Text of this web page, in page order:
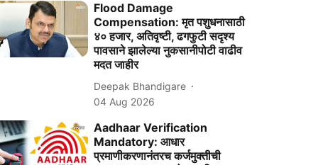
Flood Damage
Compensation: मृत पशुधनासाठी
४० हजार, अतिवृष्टी, ढगफुटी सदृश्य
पावसाने झालेल्या नुकसानीपोटी वाढीव
मदत जाहीर
Deepak Bhandigare
04 Aug 2026
Aadhaar Verification
Mandatory: आधार
प्रमाणीकरणानंतरच कर्जमुक्तीची